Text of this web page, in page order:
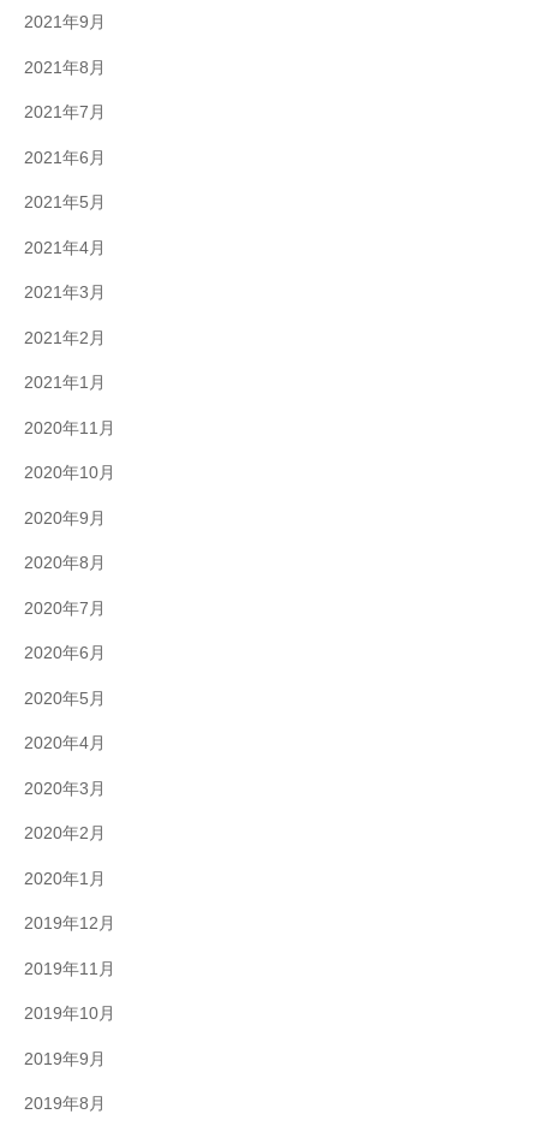
2021年9月
2021年8月
2021年7月
2021年6月
2021年5月
2021年4月
2021年3月
2021年2月
2021年1月
2020年11月
2020年10月
2020年9月
2020年8月
2020年7月
2020年6月
2020年5月
2020年4月
2020年3月
2020年2月
2020年1月
2019年12月
2019年11月
2019年10月
2019年9月
2019年8月